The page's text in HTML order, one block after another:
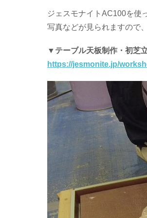
ジェスモナイトAC100を使
写真などが見られますので
▼テーブル天板制作・初芝
https://jesmonite.jp/